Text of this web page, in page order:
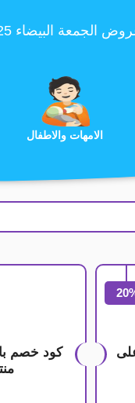
الجمعة البيضاء 2025 🔥
الترفيه